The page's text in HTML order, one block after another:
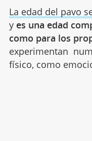
La edad del pavo
y es una edad
como para los
experimentan
físico, como